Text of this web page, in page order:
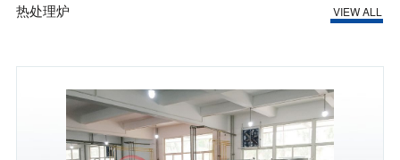
热处理炉 VIEW ALL